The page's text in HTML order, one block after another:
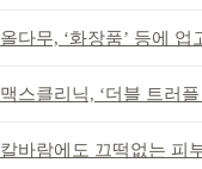
올다무, ‘화장품’ 등에 업고
맥스클리닉, ‘더블 트러플 오일 스크
칼바람에도 끄떡없는 피부 원해?